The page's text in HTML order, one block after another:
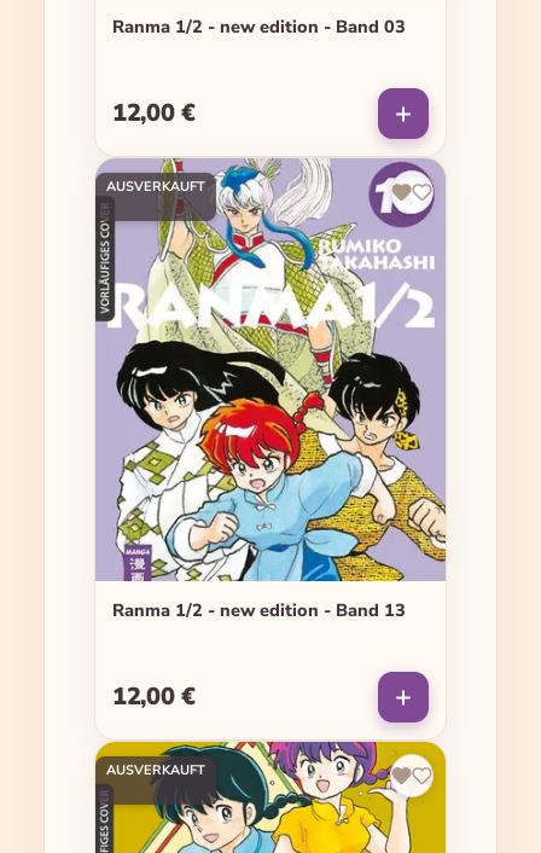
Ranma 1/2 - new edition - Band 03
Regulärer Preis:
12,00 €
AUSVERKAUFT
Ranma 1/2 - new edition - Band 13
Regulärer Preis:
12,00 €
AUSVERKAUFT